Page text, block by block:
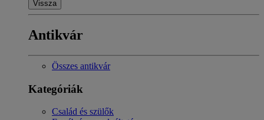
Vissza
Antikvár
Összes antikvár
Kategóriák
Család és szülők